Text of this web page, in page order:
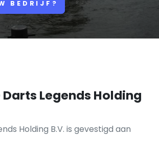
BEDRIJF?
Darts Legends Holding
Holding B.V. is gevestigd aan